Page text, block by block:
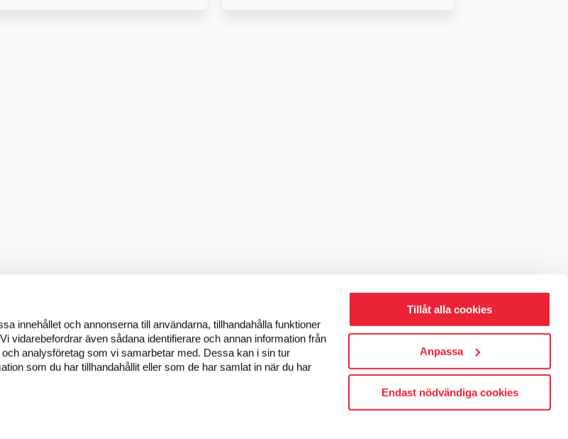
innehållet och annonserna till användarna, tillhandahålla funktioner
vidarebefordrar även sådana identifierare och annan information från
analysföretag som vi samarbetar med. Dessa kan i sin tur
som du har tillhandahållit eller som de har samlat in när du har
Tillåt alla cookies
Anpassa
Endast nödvändiga cookies